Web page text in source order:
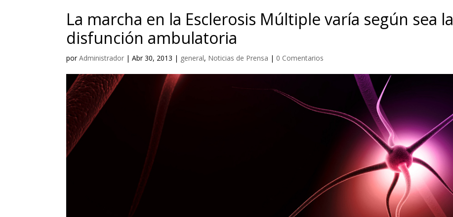
La marcha en la Esclerosis Múltiple varía según sea la
disfunción ambulatoria
porAdministrador |Abr 30, 2013 | general, Noticias de Prensa | 0 Comentarios